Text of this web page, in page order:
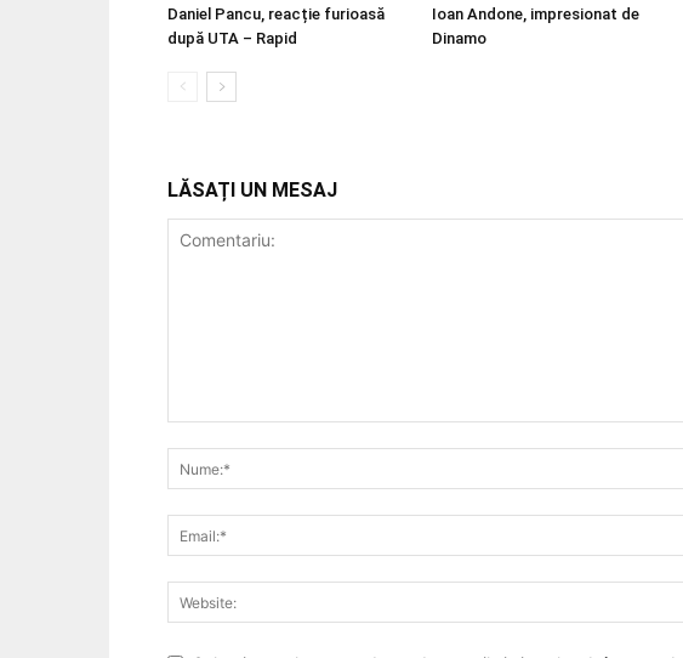
Daniel Pancu, reacție furioasă
după UTA – Rapid
Ioan Andone, impresionat de
Dinamo
LĂSAȚI UN MESAJ